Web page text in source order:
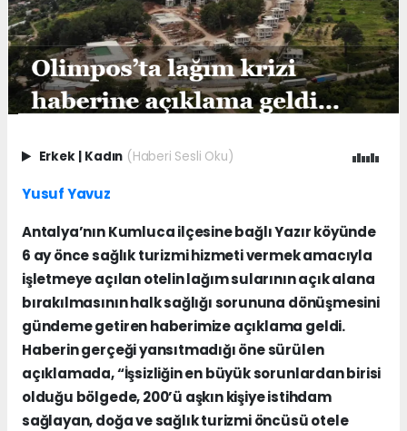
Erkek | Kadın (Haberi Sesli Oku)
Yusuf Yavuz
Antalya’nın Kumluca ilçesine bağlı Yazır köyünde
6 ay önce sağlık turizmi hizmeti vermek amacıyla
işletmeye açılan otelin lağım sularının açık alana
bırakılmasının halk sağlığı sorununa dönüşmesini
gündeme getiren haberimize açıklama geldi.
Haberin gerçeği yansıtmadığı öne sürülen
açıklamada, “İşsizliğin en büyük sorunlardan birisi
olduğu bölgede, 200’ü aşkın kişiye istihdam
sağlayan, doğa ve sağlık turizmi öncüsü otele